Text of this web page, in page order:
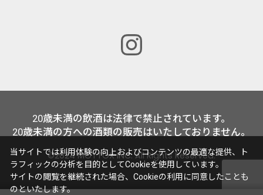
20歳未満の飲酒は法律で禁止されています。
20歳未満の方への酒類の販売はいたしておりません。
©2024 MOTTOX INC. All Rights Reserved.
当サイトでは利用体験の向上およびコンテンツの最適な提供、ト
ラフィックの分析を目的としてCookieを使用しています。
サイトの閲覧を継続された場合、Cookieの利用に同意したことも
のといたします。